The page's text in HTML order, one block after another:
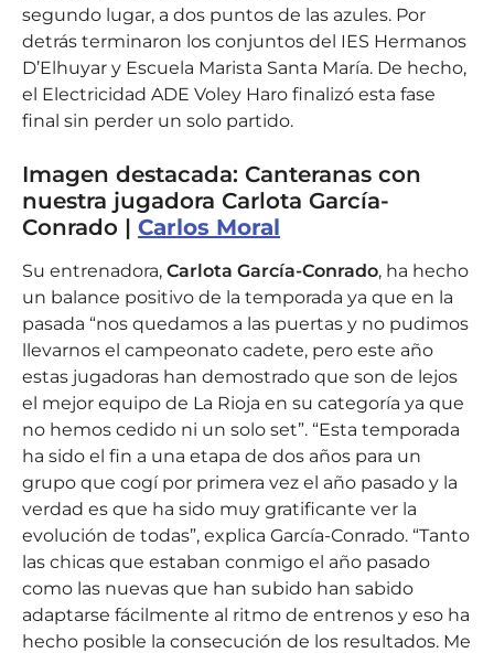
segundo lugar, a dos puntos de las azules. Por
detrás terminaron los conjuntos del IES Hermanos
D’Elhuyar y Escuela Marista Santa María. De hecho,
el Electricidad ADE Voley Haro finalizó esta fase
final sin perder un solo partido.
Imagen destacada: Canteranas con
nuestra jugadora Carlota García-
Conrado | Carlos Moral
Su entrenadora, Carlota García-Conrado, ha hecho
un balance positivo de la temporada ya que en la
pasada “nos quedamos a las puertas y no pudimos
llevarnos el campeonato cadete, pero este año
estas jugadoras han demostrado que son de lejos
el mejor equipo de La Rioja en su categoría ya que
no hemos cedido ni un solo set”. “Esta temporada
ha sido el fin a una etapa de dos años para un
grupo que cogí por primera vez el año pasado y la
verdad es que ha sido muy gratificante ver la
evolución de todas”, explica García-Conrado. “Tanto
las chicas que estaban conmigo el año pasado
como las nuevas que han subido han sabido
adaptarse fácilmente al ritmo de entrenos y eso ha
hecho posible la consecución de los resultados. Me